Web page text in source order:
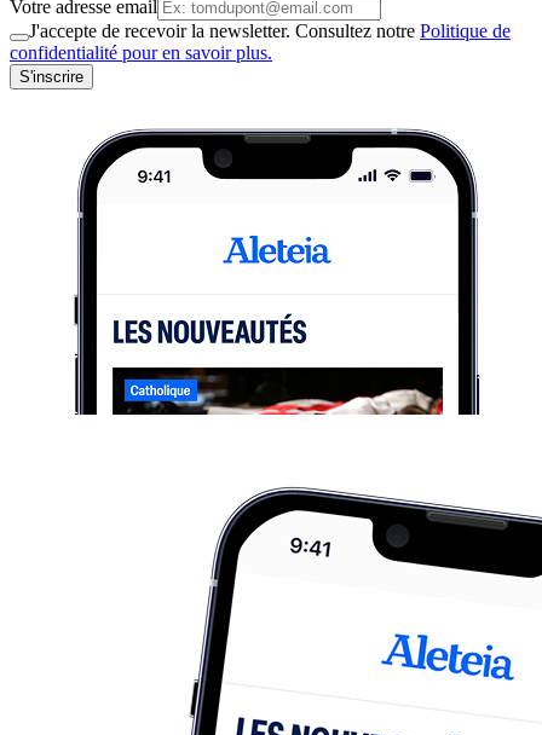
Votre adresse email
J'accepte de recevoir la newsletter. Consultez notre Politique de
confidentialité pour en savoir plus.
S'inscrire